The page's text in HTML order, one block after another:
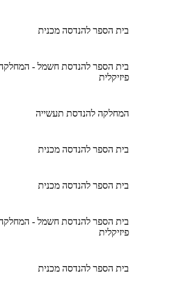
בית הספר להנדסה מכנית
בית הספר להנדסת חשמל -
פיזיקלית
המחלקה להנדסת תעשייה
בית הספר להנדסה מכנית
בית הספר להנדסה מכנית
בית הספר להנדסת חשמל -
פיזיקלית
בית הספר להנדסה מכנית